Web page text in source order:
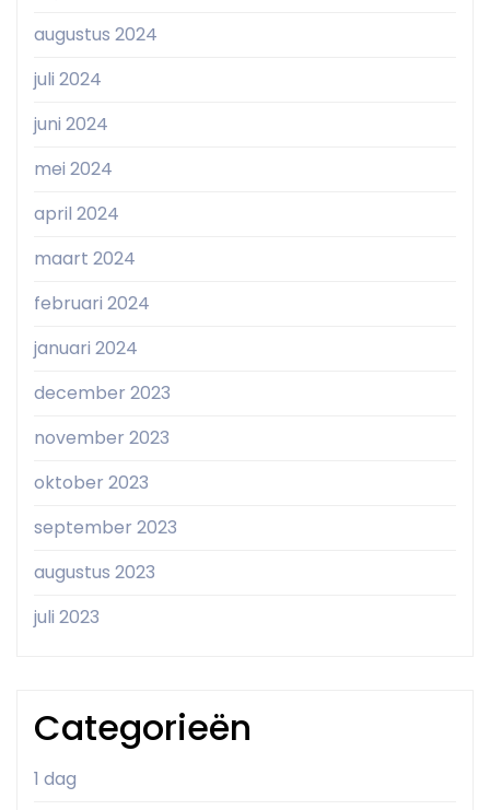
augustus 2024
juli 2024
juni 2024
mei 2024
april 2024
maart 2024
februari 2024
januari 2024
december 2023
november 2023
oktober 2023
september 2023
augustus 2023
juli 2023
Categorieën
1 dag